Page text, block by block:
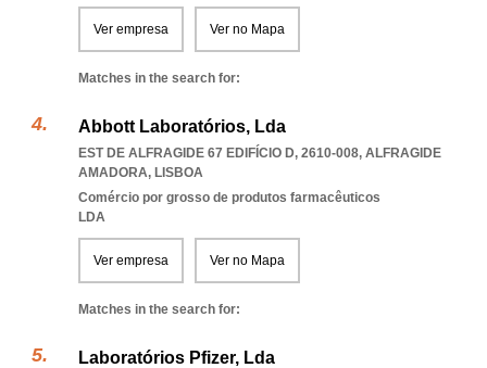
Ver empresa Ver no Mapa
Matches in the search for:
Abbott Laboratórios, Lda
EST DE ALFRAGIDE 67 EDIFÍCIO D, 2610-008, ALFRAGIDE
AMADORA, LISBOA
Comércio por grosso de produtos farmacêuticos
LDA
Ver empresa Ver no Mapa
Matches in the search for:
Laboratórios Pfizer, Lda